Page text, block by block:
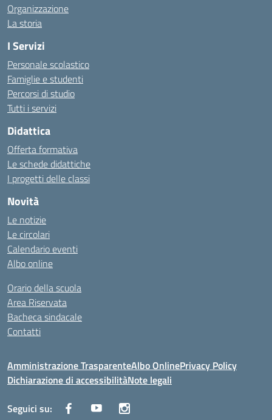
Organizzazione
La storia
I Servizi
Personale scolastico
Famiglie e studenti
Percorsi di studio
Tutti i servizi
Didattica
Offerta formativa
Le schede didattiche
I progetti delle classi
Novità
Le notizie
Le circolari
Calendario eventi
Albo online
Orario della scuola
Area Riservata
Bacheca sindacale
Contatti
Amministrazione TrasparenteAlbo OnlinePrivacy Policy
Dichiarazione di accessibilitàNote legali
Seguici su: